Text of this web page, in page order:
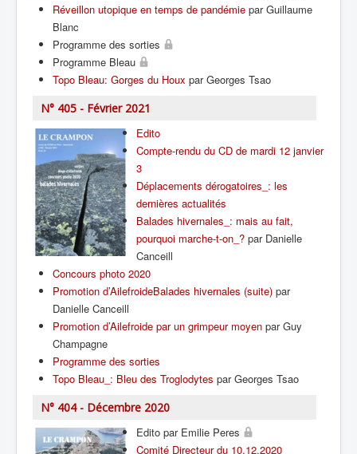
Réveillon utopique en temps de pandémie par Guillaume
Blanc
Programme des sorties
Programme Bleau
Topo Bleau: Gorges du Houx par Georges Tsao
N° 405 - Février 2021
Edito
Compte-rendu du CD de mardi 12 janvier
3
Déplacements dérogatoires_: les
dernières actualités
Balades hivernales_: mais au fait,
pourquoi marche-t-on_? par Danielle
Canceill
Concours photo 2020
Promotion d’AilefroideBalades hivernales (suite) par
Danielle Canceill
Promotion d’Ailefroide par un grimpeur moyen par Guy
Champagne
Programme des sorties
Topo Bleau_: Bleu des Troglodytes par Georges Tsao
N° 404 - Décembre 2020
Edito par Emilie Peres
Comité Directeur du 10.12.2020